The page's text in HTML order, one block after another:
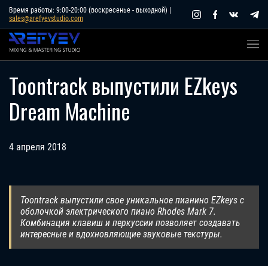
Skip
content
Время работы: 9:00-20:00 (воскресенье - выходной) |
sales@arefyevstudio.com
Toontrack выпустили EZkeys
Dream Machine
4 апреля 2018
Toontrack выпустили свое уникальное пианино EZkeys с
оболочкой электрического пиано Rhodes Mark 7.
Комбинация клавиш и перкуссии позволяет создавать
интересные и вдохновляющие звуковые текстуры.